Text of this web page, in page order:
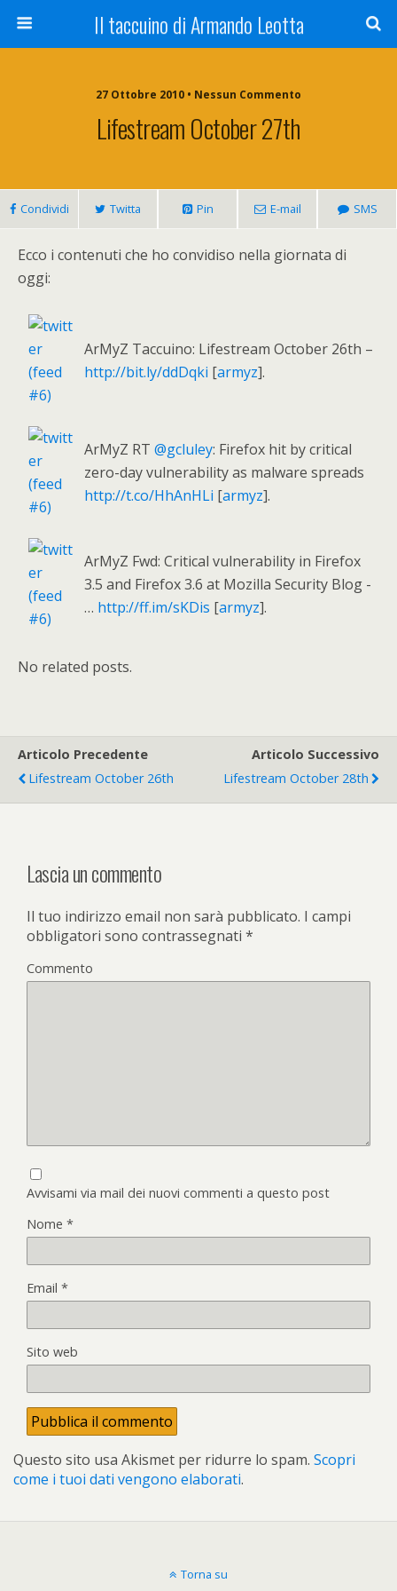
Il taccuino di Armando Leotta
27 Ottobre 2010 • Nessun Commento
Lifestream October 27th
Condividi Twitta Pin E-mail SMS
Ecco i contenuti che ho convidiso nella giornata di
oggi:
ArMyZ Taccuino: Lifestream October 26th –
http://bit.ly/ddDqki [armyz].
ArMyZ RT @gcluley: Firefox hit by critical
zero-day vulnerability as malware spreads
http://t.co/HhAnHLi [armyz].
ArMyZ Fwd: Critical vulnerability in Firefox
3.5 and Firefox 3.6 at Mozilla Security Blog -
… http://ff.im/sKDis [armyz].
No related posts.
Articolo Precedente
Lifestream October 26th
Articolo Successivo
Lifestream October 28th
Lascia un commento
Il tuo indirizzo email non sarà pubblicato. I campi
obbligatori sono contrassegnati *
Commento
Avvisami via mail dei nuovi commenti a questo post
Nome *
Email *
Sito web
Questo sito usa Akismet per ridurre lo spam. Scopri
come i tuoi dati vengono elaborati.
Torna su